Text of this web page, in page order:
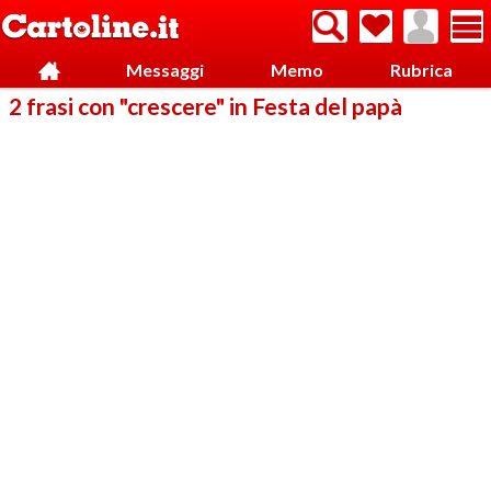
Messaggi Memo Rubrica
2 frasi con "crescere" in Festa del papà